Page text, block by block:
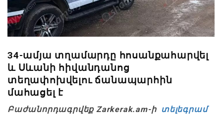
34-ամյա տղամարդը հոսանքահարվել
և Սևանի հիվանդանոց
տեղափոխվելու ճանապարհին
մահացել է
Բաժանորդագրվեք Zarkerak.am-ի տելեգրամ